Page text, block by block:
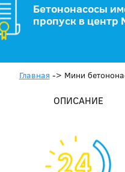
Бетононасосы
пропуск в центр
Главная -> Мини
ОПИСАНИЕ